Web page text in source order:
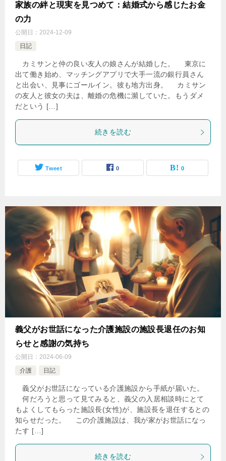
家族の絆と現実を見つめて：結婚式から感じたお金
の力
公開日： 2024-12-09
日記
カミサンと仲の良い友人の娘さんが結婚した。 東京に
出て働き始め、マッチングアプリで大手一流の銀行員さん
と出会い、見事にゴールイン。彼も地方出身。 カミサン
の友人と彼女の夫は、離婚の危機に瀕していた。もうダメ
だという […]
続きを読む
Tweet 0 0
義父がお世話になった介護施設の施設長退任のお知
らせと感謝の気持ち
公開日： 2024-06-09
介護
日記
義父がお世話になっている介護施設から手紙が届いた。
何だろうと思って見てみると、義父の入居相談時にとて
もよくしてもらった施設長(女性)が、施設長を退任するとの
知らせだった。 この介護施設は、我が家がお世話になっ
たす […]
続きを読む